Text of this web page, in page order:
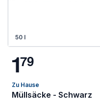
50 l
179
Zu Hause
Müllsäcke - Schwarz